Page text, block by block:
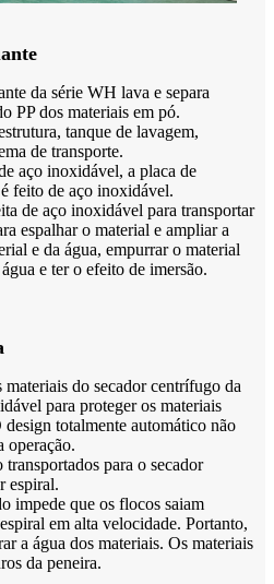
da série WH lava e separa
PP dos materiais em pó.
tanque de lavagem,
de transporte.
aço inoxidável, a placa de
feito de aço inoxidável.
de aço inoxidável para transportar
espalhar o material e ampliar a
e da água, empurrar o material
e ter o efeito de imersão.
do secador centrífugo da
para proteger os materiais
totalmente automático não
operação.
para o secador
espiral.
impede que os flocos saiam
em alta velocidade. Portanto,
a água dos materiais. Os materiais
da peneira.